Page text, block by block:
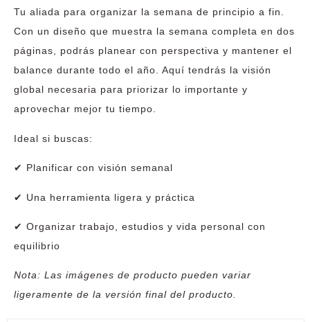
Tu aliada para organizar la semana de principio a fin.
Con un diseño que muestra la semana completa en dos
páginas, podrás planear con perspectiva y mantener el
balance durante todo el año. Aquí tendrás la visión
global necesaria para priorizar lo importante y
aprovechar mejor tu tiempo.
Ideal si buscas:
✔ Planificar con visión semanal
✔ Una herramienta ligera y práctica
✔ Organizar trabajo, estudios y vida personal con
equilibrio
Nota: Las imágenes de producto pueden variar
ligeramente de la versión final del producto.